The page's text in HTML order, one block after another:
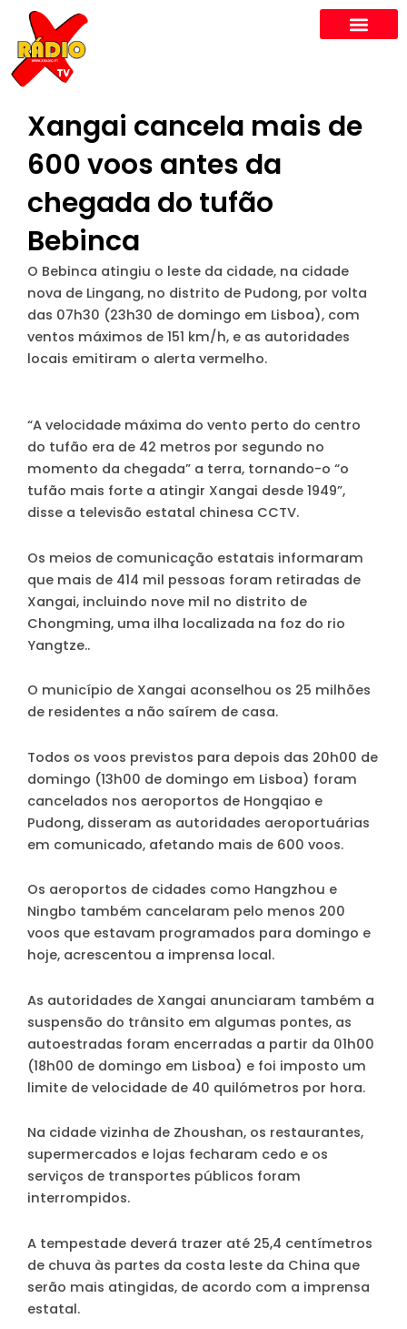
content
Xangai cancela mais de
600 voos antes da
chegada do tufão
Bebinca
O Bebinca atingiu o leste da cidade, na cidade
nova de Lingang, no distrito de Pudong, por volta
das 07h30 (23h30 de domingo em Lisboa), com
ventos máximos de 151 km/h, e as autoridades
locais emitiram o alerta vermelho.
“A velocidade máxima do vento perto do centro
do tufão era de 42 metros por segundo no
momento da chegada” a terra, tornando-o “o
tufão mais forte a atingir Xangai desde 1949”,
disse a televisão estatal chinesa CCTV.
Os meios de comunicação estatais informaram
que mais de 414 mil pessoas foram retiradas de
Xangai, incluindo nove mil no distrito de
Chongming, uma ilha localizada na foz do rio
Yangtze..
O município de Xangai aconselhou os 25 milhões
de residentes a não saírem de casa.
Todos os voos previstos para depois das 20h00 de
domingo (13h00 de domingo em Lisboa) foram
cancelados nos aeroportos de Hongqiao e
Pudong, disseram as autoridades aeroportuárias
em comunicado, afetando mais de 600 voos.
Os aeroportos de cidades como Hangzhou e
Ningbo também cancelaram pelo menos 200
voos que estavam programados para domingo e
hoje, acrescentou a imprensa local.
As autoridades de Xangai anunciaram também a
suspensão do trânsito em algumas pontes, as
autoestradas foram encerradas a partir da 01h00
(18h00 de domingo em Lisboa) e foi imposto um
limite de velocidade de 40 quilómetros por hora.
Na cidade vizinha de Zhoushan, os restaurantes,
supermercados e lojas fecharam cedo e os
serviços de transportes públicos foram
interrompidos.
A tempestade deverá trazer até 25,4 centímetros
de chuva às partes da costa leste da China que
serão mais atingidas, de acordo com a imprensa
estatal.